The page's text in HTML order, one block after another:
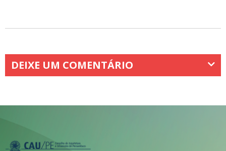
DEIXE UM COMENTÁRIO